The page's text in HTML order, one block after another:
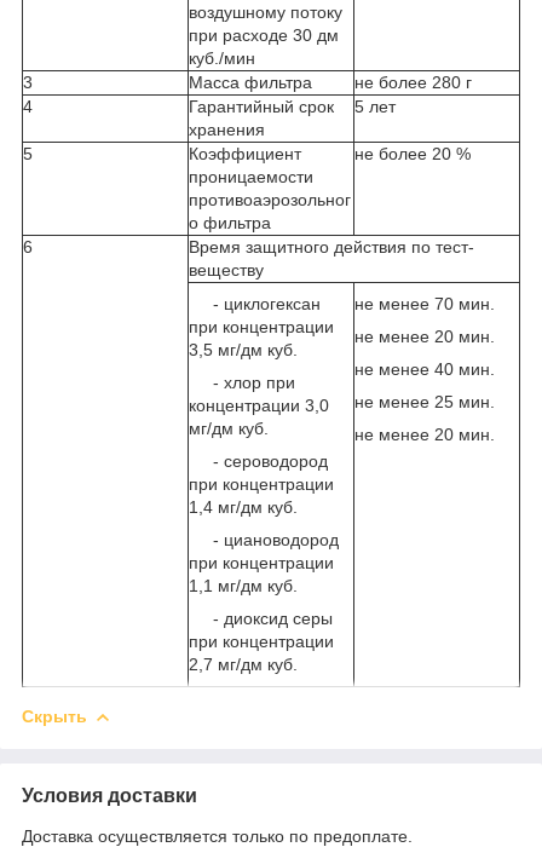
воздушному потоку
при расходе 30 дм
куб./мин
3 Масса фильтра
не более 280 г
4
Гарантийный срок
хранения
5 лет
5
Коэффициент
проницаемости
противоаэрозольног
о фильтра
не более 20 %
6
Время защитного действия по тест-
веществу
- циклогексан
при концентрации
3,5 мг/дм куб.
- хлор при
концентрации 3,0
мг/дм куб.
- сероводород
при концентрации
1,4 мг/дм куб.
- циановодород
при концентрации
1,1 мг/дм куб.
- диоксид серы
при концентрации
2,7 мг/дм куб.
не менее 70 мин.
не менее 20 мин.
не менее 40 мин.
не менее 25 мин.
не менее 20 мин.
Скрыть
Условия доставки
Доставка осуществляется только по предоплате.